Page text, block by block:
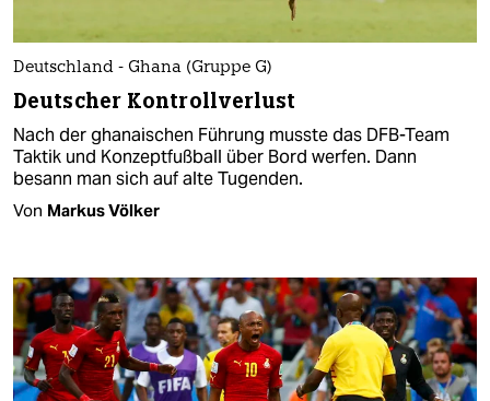
Deutschland - Ghana (Gruppe G)
Deutscher Kontrollverlust
Nach der ghanaischen Führung musste das DFB-Team
Taktik und Konzeptfußball über Bord werfen. Dann
besann man sich auf alte Tugenden.
Von Markus Völker